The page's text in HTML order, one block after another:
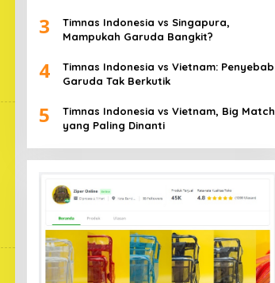
3
Timnas Indonesia vs Singapura,
Mampukah Garuda Bangkit?
4
Timnas Indonesia vs Vietnam: Penyebab
Garuda Tak Berkutik
5
Timnas Indonesia vs Vietnam, Big Match
yang Paling Dinanti